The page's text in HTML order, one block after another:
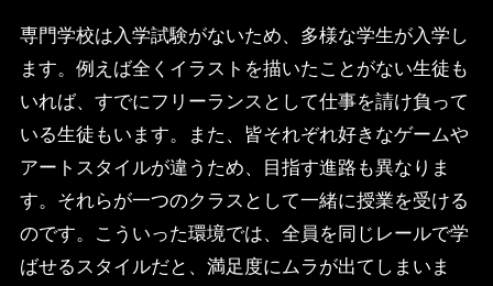
専門学校は入学試験がないため、多様な学生が入学し
ます。例えば全くイラストを描いたことがない生徒も
いれば、すでにフリーランスとして仕事を請け負って
いる生徒もいます。また、皆それぞれ好きなゲームや
アートスタイルが違うため、目指す進路も異なりま
す。それらが一つのクラスとして一緒に授業を受ける
のです。こういった環境では、全員を同じレールで学
ばせるスタイルだと、満足度にムラが出てしまいま